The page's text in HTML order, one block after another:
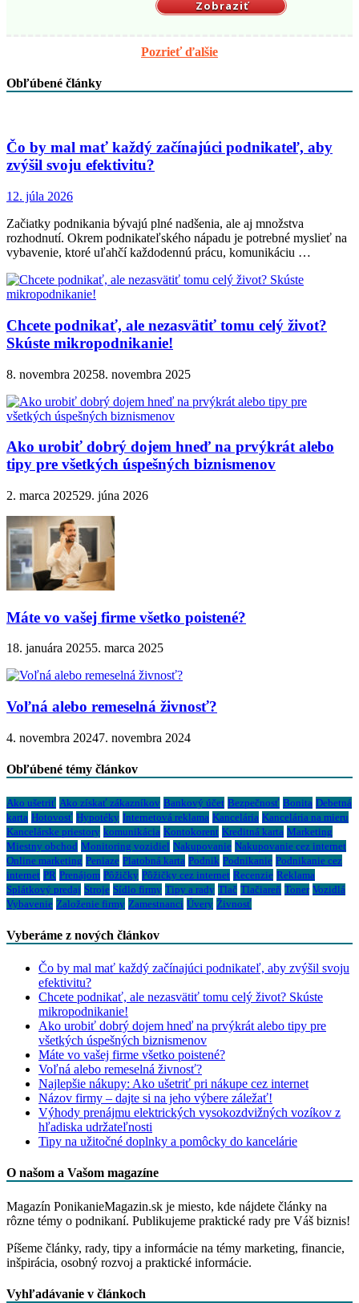
Zobraziť
Pozrieť ďalšie
Obľúbené články
Čo by mal mať každý začínajúci podnikateľ, aby
zvýšil svoju efektivitu?
12. júla 2026
Začiatky podnikania bývajú plné nadšenia, ale aj množstva
rozhodnutí. Okrem podnikateľského nápadu je potrebné myslieť na
vybavenie, ktoré uľahčí každodennú prácu, komunikáciu …
Chcete podnikať, ale nezasvätiť tomu celý život?
Skúste mikropodnikanie!
8. novembra 20258. novembra 2025
Ako urobiť dobrý dojem hneď na prvýkrát alebo
tipy pre všetkých úspešných biznismenov
2. marca 202529. júna 2026
Máte vo vašej firme všetko poistené?
18. januára 20255. marca 2025
Voľná alebo remeselná živnosť?
4. novembra 20247. novembra 2024
Obľúbené témy článkov
Ako ušetriť Ako získať zákazníkov Bankový účet Bezpečnosť Bonita Debetná
karta Hotovosť Hypotéky Internetová reklama Kancelária Kancelária na mieru
Kancelárske priestory komunikácia Kontokorent Kreditná karta Marketing
Miestny obchod Monitoring vozidiel Nakupovanie Nakupovanie cez internet
Online marketing Peniaze Platobná karta Podnik Podnikanie Podnikanie cez
internet PR Prenájom Pôžičky Pôžičky cez internet Recenzie Reklama
Splátkový predaj Stroje Sídlo firmy Tipy a rady Tlač Tlačiareň Toner Vozidlá
Vybavenie Založenie firmy Zamestnanci Úvery Živnosť
Vyberáme z nových článkov
Čo by mal mať každý začínajúci podnikateľ, aby zvýšil svoju
efektivitu?
Chcete podnikať, ale nezasvätiť tomu celý život? Skúste
mikropodnikanie!
Ako urobiť dobrý dojem hneď na prvýkrát alebo tipy pre
všetkých úspešných biznismenov
Máte vo vašej firme všetko poistené?
Voľná alebo remeselná živnosť?
Najlepšie nákupy: Ako ušetriť pri nákupe cez internet
Názov firmy – dajte si na jeho výbere záležať!
Výhody prenájmu elektrických vysokozdvižných vozíkov z
hľadiska udržateľnosti
Tipy na užitočné doplnky a pomôcky do kancelárie
O našom a Vašom magazíne
Magazín PonikanieMagazin.sk je miesto, kde nájdete články na
rôzne témy o podnikaní. Publikujeme praktické rady pre Váš biznis!
Píšeme články, rady, tipy a informácie na témy marketing, financie,
inšpirácia, osobný rozvoj a praktické informácie.
Vyhľadávanie v článkoch